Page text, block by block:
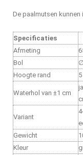
De paalmutsen
Specificaties
Afmeting
Bol
Hoogte rand
Waterhol van ±1 cm
Variant
Gewicht
Kleur